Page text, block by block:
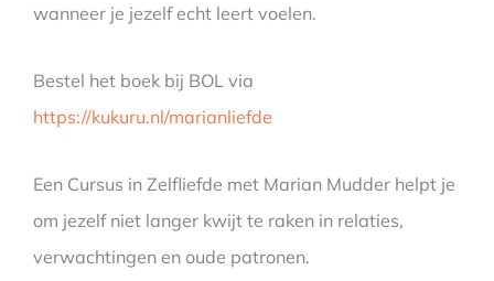
wanneer je jezelf echt leert voelen.
Bestel het boek bij BOL via
https://kukuru.nl/marianliefde
Een Cursus in Zelfliefde met Marian Mudder helpt je
om jezelf niet langer kwijt te raken in relaties,
verwachtingen en oude patronen.